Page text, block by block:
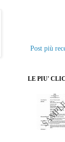
Post più
LE PIU'